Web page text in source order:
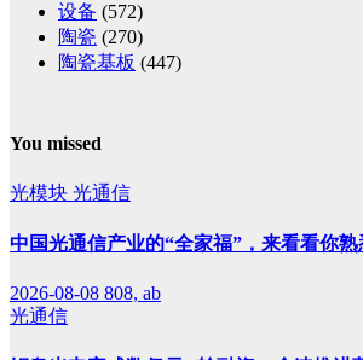
设备 (572)
陶瓷 (270)
陶瓷基板 (447)
You missed
光模块 光通信
中国光通信产业的“全家福”，来看看你
2026-08-08 808, ab
光通信